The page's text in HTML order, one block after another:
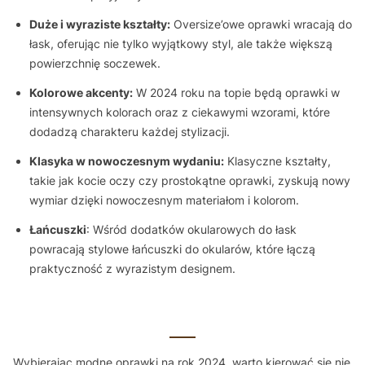
Duże i wyraziste kształty: Oversize’owe oprawki wracają do
łask, oferując nie tylko wyjątkowy styl, ale także większą
powierzchnię soczewek.
Kolorowe akcenty: W 2024 roku na topie będą oprawki w
intensywnych kolorach oraz z ciekawymi wzorami, które
dodadzą charakteru każdej stylizacji.
Klasyka w nowoczesnym wydaniu: Klasyczne kształty,
takie jak kocie oczy czy prostokątne oprawki, zyskują nowy
wymiar dzięki nowoczesnym materiałom i kolorom.
Łańcuszki: Wśród dodatków okularowych do łask
powracają stylowe łańcuszki do okularów, które łączą
praktyczność z wyrazistym designem.
Wybierając modne oprawki na rok 2024, warto kierować się nie